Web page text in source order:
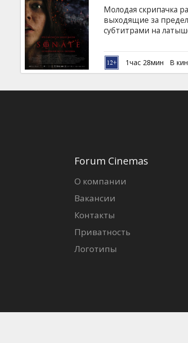
Молодая скрипачка
выходящие за
субтитрами на
1час 28мин В
Forum Cinemas
О компании
Вакансии
Контакты
Приватность
Логотипы